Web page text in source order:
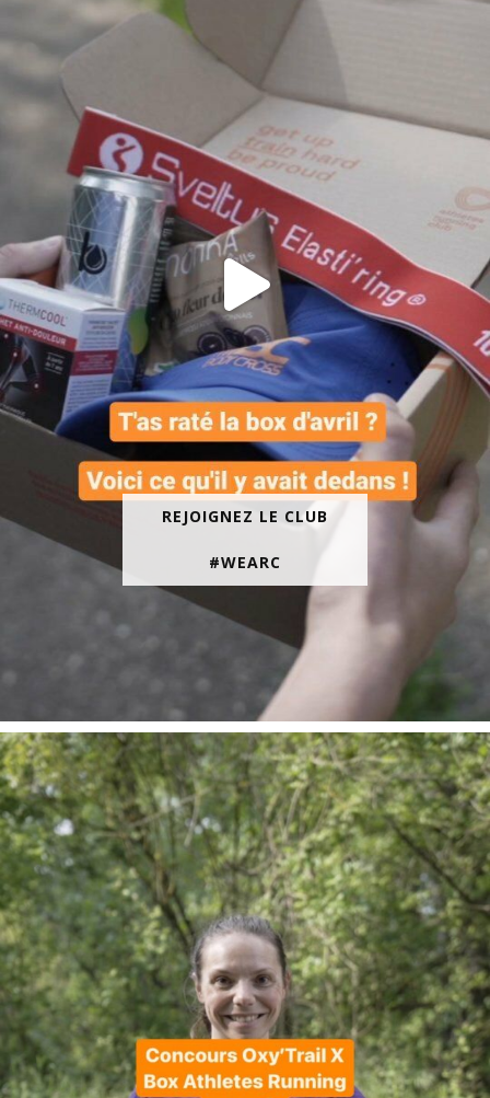
REJOIGNEZ LE CLUB
#WEARC
En juin, on te motive à courir encore